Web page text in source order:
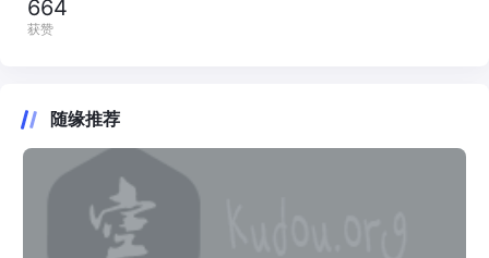
664
获赞
随缘推荐